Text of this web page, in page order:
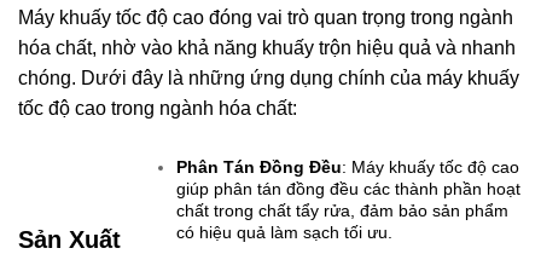
Máy khuấy tốc độ cao đóng vai trò quan trọng trong ngành
hóa chất, nhờ vào khả năng khuấy trộn hiệu quả và nhanh
chóng. Dưới đây là những ứng dụng chính của máy khuấy
tốc độ cao trong ngành hóa chất:
Sản Xuất
Phân Tán Đồng Đều: Máy khuấy tốc độ cao
giúp phân tán đồng đều các thành phần hoạt
chất trong chất tẩy rửa, đảm bảo sản phẩm
có hiệu quả làm sạch tối ưu.